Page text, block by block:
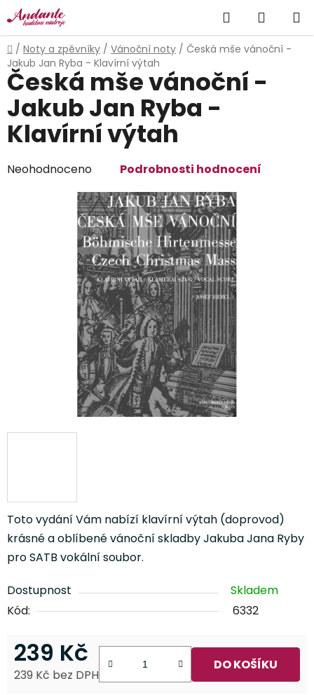
Přejít
na
obsah
Hledat
KOŠÍK
Domů
/ Noty a zpěvníky / Vánoční noty / Česká mše vánoční -
Jakub Jan Ryba - Klavírní výtah
Toto vydání Vám nabízí klavírní výtah (doprovod)
krásné a oblíbené vánoční skladby Jakuba Jana Ryby
pro SATB vokální soubor.
Dostupnost
Skladem
Kód:
6332
239 Kč
239 Kč bez DPH
DO KOŠÍKU
Česká mše vánoční -
Jakub Jan Ryba -
Klavírní výtah
Průměrné
Neohodnoceno Podrobnosti hodnocení